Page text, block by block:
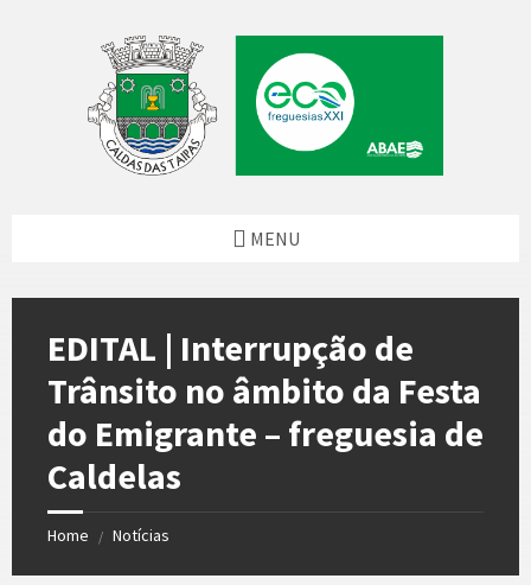
MENU
EDITAL | Interrupção de
Trânsito no âmbito da Festa
do Emigrante – freguesia de
Caldelas
Home / Notícias